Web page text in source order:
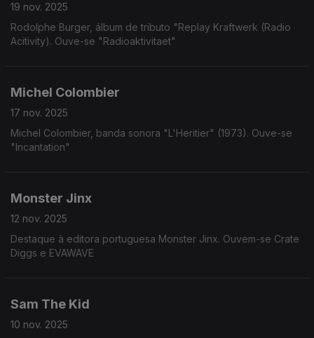
19 nov. 2025
Rodolphe Burger, álbum de tributo "Replay Kraftwerk (Radio
Acitivity). Ouve-se "Radioaktivitaet"
Michel Colombier
17 nov. 2025
Michel Colombier, banda sonora "L'Heritier" (1973). Ouve-se
"Incantation"
Monster Jinx
12 nov. 2025
Destaque à editora portuguesa Monster Jinx. Ouvem-se Crate
Diggs e EVAWAVE
Sam The Kid
10 nov. 2025